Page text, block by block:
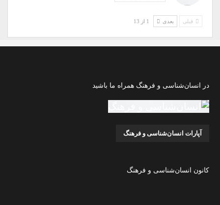
قبلی بعدی
در انسان‌شناسی و فرهنگ همراه ما باشید
آپارات انسان‌شناسی و فرهنگ
کانون انسان‌شناسی و فرهنگ